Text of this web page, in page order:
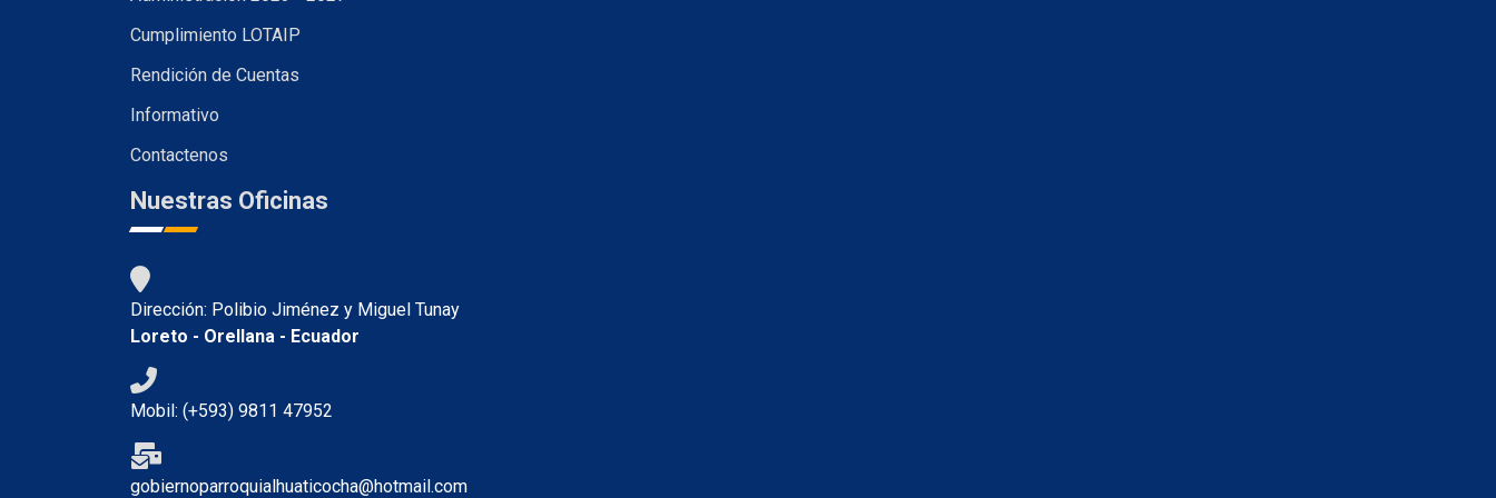
Cumplimiento LOTAIP
Rendición de Cuentas
Informativo
Contactenos
Nuestras Oficinas
Dirección: Polibio Jiménez y Miguel Tunay
Loreto - Orellana - Ecuador
Mobil: (+593) 9811 47952
gobiernoparroquialhuaticocha@hotmail.com